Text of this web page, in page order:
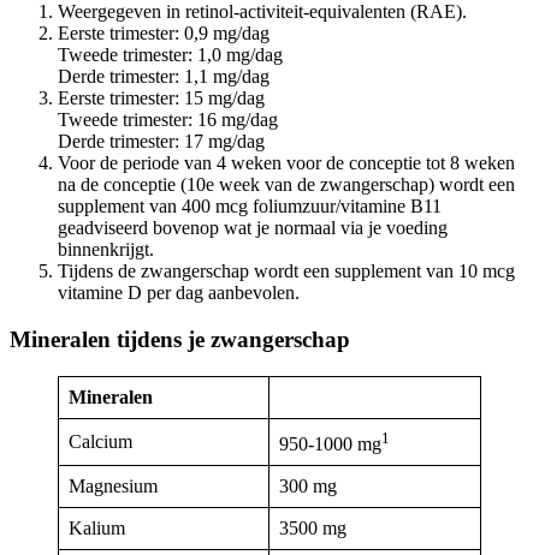
Weergegeven in retinol-activiteit-equivalenten (RAE).
Eerste trimester: 0,9 mg/dag
Tweede trimester: 1,0 mg/dag
Derde trimester: 1,1 mg/dag
Eerste trimester: 15 mg/dag
Tweede trimester: 16 mg/dag
Derde trimester: 17 mg/dag
Voor de periode van 4 weken voor de conceptie tot 8 weken
na de conceptie (10e week van de zwangerschap) wordt een
supplement van 400 mcg foliumzuur/vitamine B11
geadviseerd bovenop wat je normaal via je voeding
binnenkrijgt.
Tijdens de zwangerschap wordt een supplement van 10 mcg
vitamine D per dag aanbevolen.
Mineralen tijdens je zwangerschap
Mineralen
Calcium 950-1000 mg1
Magnesium 300 mg
Kalium 3500 mg